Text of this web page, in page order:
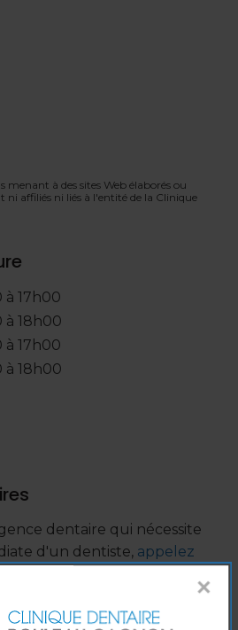
menant à des sites Web élaborés ou
ni affiliés ni liés à l'entité de la Clinique
17h00
18h00
17h00
18h00
dentaire qui nécessite
d'un dentiste, appelez
×